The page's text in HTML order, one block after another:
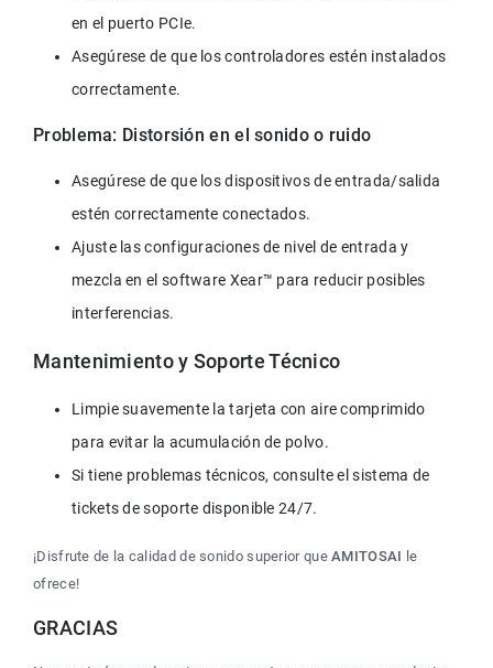
en el puerto PCIe.
Asegúrese de que los controladores estén instalados
correctamente.
Problema: Distorsión en el sonido o ruido
Asegúrese de que los dispositivos de entrada/salida
estén correctamente conectados.
Ajuste las configuraciones de nivel de entrada y
mezcla en el software Xear™ para reducir posibles
interferencias.
Mantenimiento y Soporte Técnico
Limpie suavemente la tarjeta con aire comprimido
para evitar la acumulación de polvo.
Si tiene problemas técnicos, consulte el sistema de
tickets de soporte disponible 24/7.
¡Disfrute de la calidad de sonido superior que AMITOSAI le
ofrece!
GRACIAS